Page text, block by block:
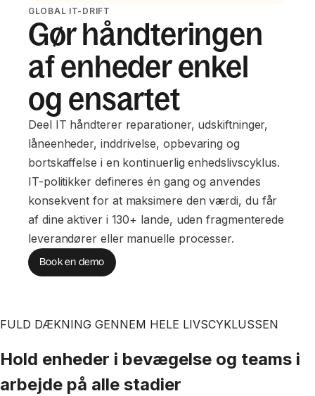
GLOBAL IT-DRIFT
Gør håndteringen
af enheder enkel
og ensartet
Deel IT håndterer reparationer, udskiftninger,
låneenheder, inddrivelse, opbevaring og
bortskaffelse i en kontinuerlig enhedslivscyklus.
IT-politikker defineres én gang og anvendes
konsekvent for at maksimere den værdi, du får
af dine aktiver i 130+ lande, uden fragmenterede
leverandører eller manuelle processer.
Book en demo
FULD DÆKNING GENNEM HELE LIVSCYKLUSSEN
Hold enheder i bevægelse og teams i
arbejde på alle stadier